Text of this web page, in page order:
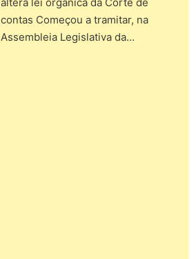
altera lei orgânica da Corte de
contas Começou a tramitar, na
Assembleia Legislativa da…